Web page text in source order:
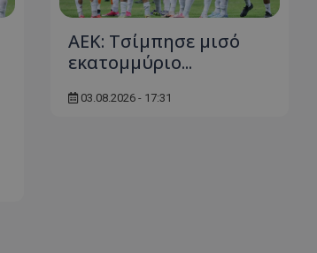
ΑΕΚ: Τσίμπησε μισό
εκατομμύριο...
03.08.2026 - 17:31